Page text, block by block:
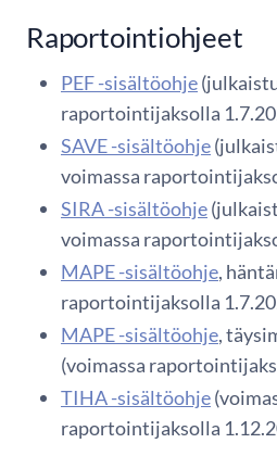
Raportointiohjeet
PEF -sisältöohje
raportointijaksolla
SAVE -sisältöohje
voimassa
SIRA -sisältöohje
voimassa
MAPE -sisältöohje,
raportointijaksolla
MAPE -sisältöohje,
(voimassa
TIHA -sisältöohje
raportointijaksolla